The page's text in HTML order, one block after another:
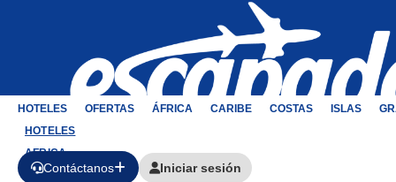
Contáctanos Iniciar sesión
HOTELES OFERTAS ÁFRICA CARIBE COSTAS ISLAS
HOTELES
AFRICA
CARIBE